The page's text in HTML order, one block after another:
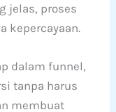
jelas, proses
kepercayaan.
dalam funnel,
tanpa harus
membuat